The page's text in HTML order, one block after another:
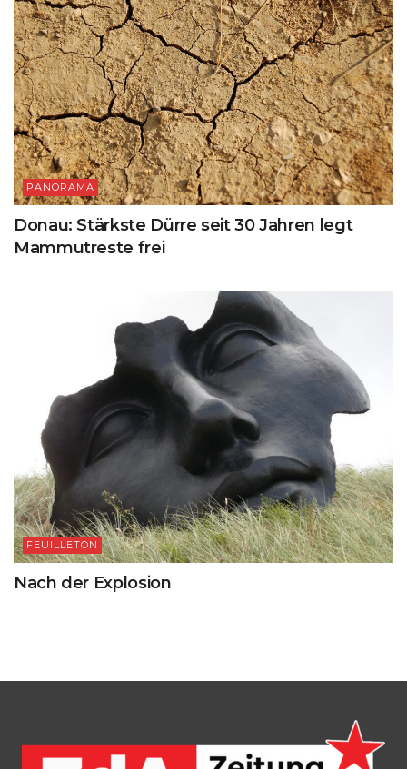
PANORAMA
Donau: Stärkste Dürre seit 30 Jahren legt
Mammutreste frei
FEUILLETON
Nach der Explosion